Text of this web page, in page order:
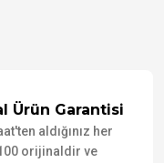
Ürün Garantisi
aldığınız her
orijinaldir ve